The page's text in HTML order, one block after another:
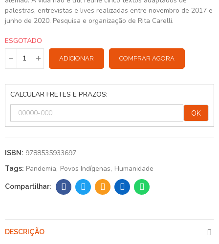
palestras, entrevistas e lives realizadas entre novembro de 2017 e
junho de 2020. Pesquisa e organização de Rita Carelli.
ESGOTADO
ADICIONAR COMPRAR AGORA
CALCULAR FRETES E PRAZOS:
OK
ISBN: 9788535933697
Tags: Pandemia Povos Indígenas Humanidade
DESCRIÇÃO